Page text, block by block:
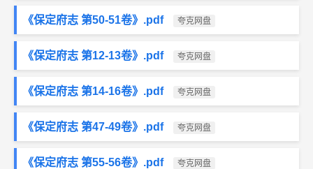
《保定府志 第50-51卷》.pdf 夸克网盘
《保定府志 第12-13卷》.pdf 夸克网盘
《保定府志 第14-16卷》.pdf 夸克网盘
《保定府志 第47-49卷》.pdf 夸克网盘
《保定府志 第55-56卷》.pdf 夸克网盘